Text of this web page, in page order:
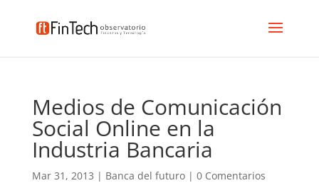
Medios de Comunicación
Social Online en la
Industria Bancaria
Mar 31, 2013 | Banca del futuro| 0 Comentarios